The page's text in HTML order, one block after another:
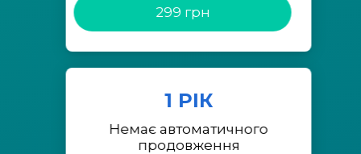
299 грн
1 РІК
Немає автоматичного
продовження